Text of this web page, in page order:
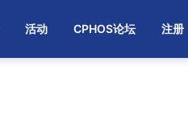
活动 CPHOS论坛 注册